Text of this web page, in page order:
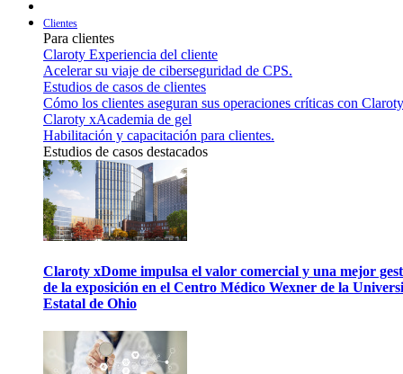
Clientes
Para clientes
Claroty Experiencia del cliente
Acelerar su viaje de ciberseguridad de CPS.
Estudios de casos de clientes
Cómo los clientes aseguran sus operaciones críticas con
Claroty xAcademia de gel
Habilitación y capacitación para clientes.
Estudios de casos destacados
Claroty xDome impulsa el valor comercial y una mejor
de la exposición en el Centro Médico Wexner de la
Estatal de Ohio